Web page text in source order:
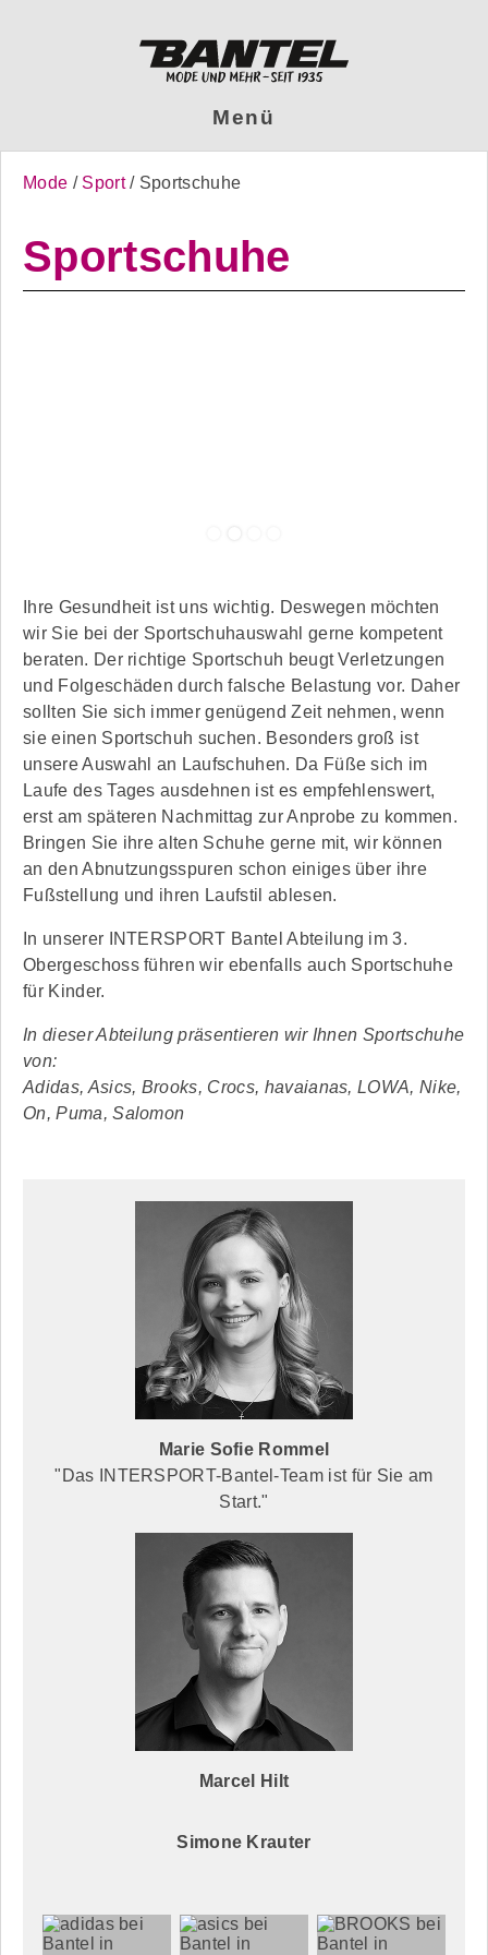
Menü
Mode Sport Sportschuhe
Sportschuhe
Ihre Gesundheit ist uns wichtig. Deswegen möchten
wir Sie bei der Sportschuhauswahl gerne kompetent
beraten. Der richtige Sportschuh beugt Verletzungen
und Folgeschäden durch falsche Belastung vor. Daher
sollten Sie sich immer genügend Zeit nehmen, wenn
sie einen Sportschuh suchen. Besonders groß ist
unsere Auswahl an Laufschuhen. Da Füße sich im
Laufe des Tages ausdehnen ist es empfehlenswert,
erst am späteren Nachmittag zur Anprobe zu kommen.
Bringen Sie ihre alten Schuhe gerne mit, wir können
an den Abnutzungsspuren schon einiges über ihre
Fußstellung und ihren Laufstil ablesen.
In unserer INTERSPORT Bantel Abteilung im 3.
Obergeschoss führen wir ebenfalls auch Sportschuhe
für Kinder.
In dieser Abteilung präsentieren wir Ihnen Sportschuhe
von:
Adidas, Asics, Brooks, Crocs, havaianas, LOWA, Nike,
On, Puma, Salomon
Marie Sofie Rommel
"Das INTERSPORT-Bantel-Team ist für Sie am
Start."
Marcel Hilt
Simone Krauter